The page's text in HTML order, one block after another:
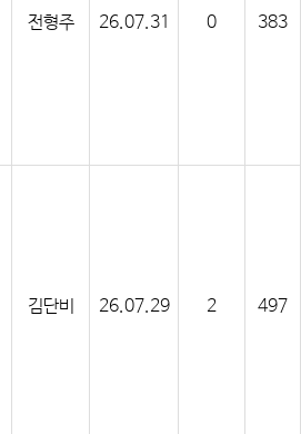
전형주 26.07.31 0 383
김단비 26.07.29 2 497